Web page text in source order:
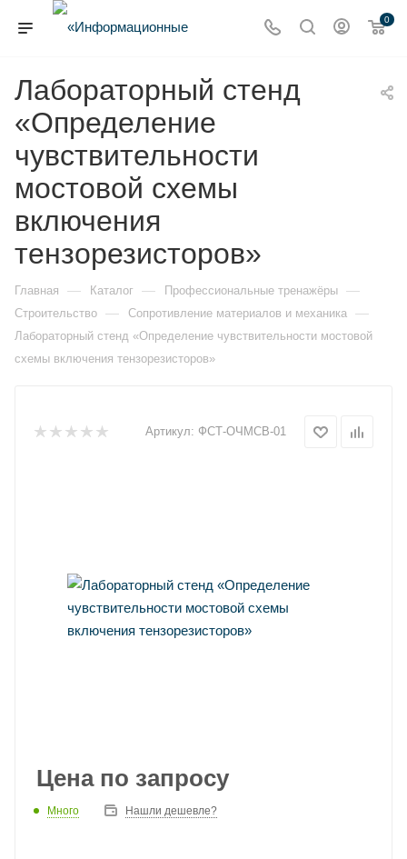
0
Лабораторный стенд
«Определение
чувствительности
мостовой схемы
включения
тензорезисторов»
Главная — Каталог — Профессиональные тренажёры —
Строительство — Сопротивление материалов и механика —
Лабораторный стенд «Определение чувствительности мостовой
схемы включения тензорезисторов»
Артикул: ФСТ-ОЧМСВ-01
Цена по запросу
Много Нашли дешевле?